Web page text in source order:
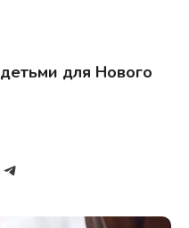
для Нового
Telegram